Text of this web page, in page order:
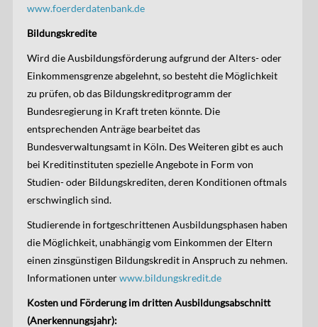
www.foerderdatenbank.de
Bildungskredite
Wird die Ausbildungsförderung aufgrund der Alters- oder
Einkommensgrenze abgelehnt, so besteht die Möglichkeit
zu prüfen, ob das Bildungskreditprogramm der
Bundesregierung in Kraft treten könnte. Die
entsprechenden Anträge bearbeitet das
Bundesverwaltungsamt in Köln. Des Weiteren gibt es auch
bei Kreditinstituten spezielle Angebote in Form von
Studien- oder Bildungskrediten, deren Konditionen oftmals
erschwinglich sind.
Studierende in fortgeschrittenen Ausbildungsphasen haben
die Möglichkeit, unabhängig vom Einkommen der Eltern
einen zinsgünstigen Bildungskredit in Anspruch zu nehmen.
Informationen unterwww.bildungskredit.de
Kosten und Förderung im dritten Ausbildungsabschnitt
(Anerkennungsjahr):